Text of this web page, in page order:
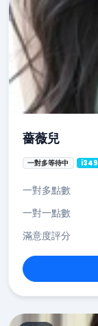
薔薇兒
一對多等待中 i349
一對多點數
一對一點數
滿意度評分